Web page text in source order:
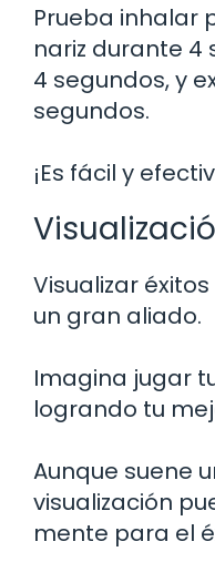
Prueba inhalar
nariz durante 4
4 segundos, y
segundos.
¡Es fácil y
Visualizar
un gran aliado.
Imagina jugar
logrando tu
Aunque suene
visualización
mente para el